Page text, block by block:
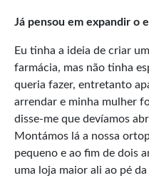
Já pensou em expandir o
Eu tinha a ideia de criar
farmácia, mas não tinha
queria fazer, entretanto
arrendar e minha mulher
disse-me que devíamos
Montámos lá a nossa
pequeno e ao fim de dois
uma loja maior ali ao pé